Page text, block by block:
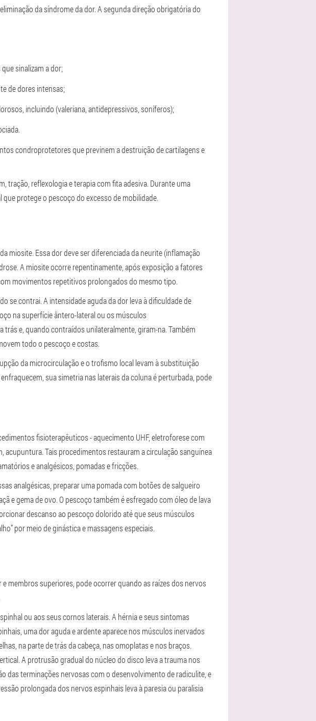
da síndrome da dor. A segunda direção obrigatória do
sinalizam a dor;
de dores intensas;
incluindo (valeriana, antidepressivos, soníferos);
condroprotetores que previnem a destruição de cartilagens e
tração, reflexologia e terapia com fita adesiva. Durante uma
que protege o pescoço do excesso de mobilidade.
miosite. Essa dor deve ser diferenciada da neurite (inflamação
A miosite ocorre repentinamente, após exposição a fatores
movimentos repetitivos prolongados do mesmo tipo.
se contrai. A intensidade aguda da dor leva à dificuldade de
na superfície ântero-lateral ou os músculos
e, quando contraídos unilateralmente, giram-na. Também
todo o pescoço e costas.
da microcirculação e o trofismo local levam à substituição
sua simetria nas laterais da coluna é perturbada, pode
fisioterapêuticos - aquecimento UHF, eletroforese com
Tais procedimentos restauram a circulação sanguínea
e analgésicos, pomadas e fricções.
analgésicas, preparar uma pomada com botões de salgueiro
e gema de ovo. O pescoço também é esfregado com óleo de lava
descanso ao pescoço dolorido até que seus músculos
por meio de ginástica e massagens especiais.
membros superiores, pode ocorrer quando as raízes dos nervos
ou aos seus cornos laterais. A hérnia e seus sintomas
uma dor aguda e ardente aparece nos músculos inervados
na parte de trás da cabeça, nas omoplatas e nos braços.
A protrusão gradual do núcleo do disco leva a trauma nos
das terminações nervosas com o desenvolvimento de radiculite, e
prolongada dos nervos espinhais leva à paresia ou paralisia